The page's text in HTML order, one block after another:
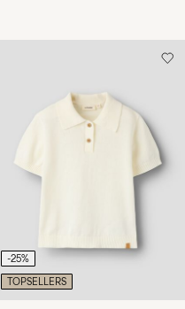
-25%
TOPSELLERS